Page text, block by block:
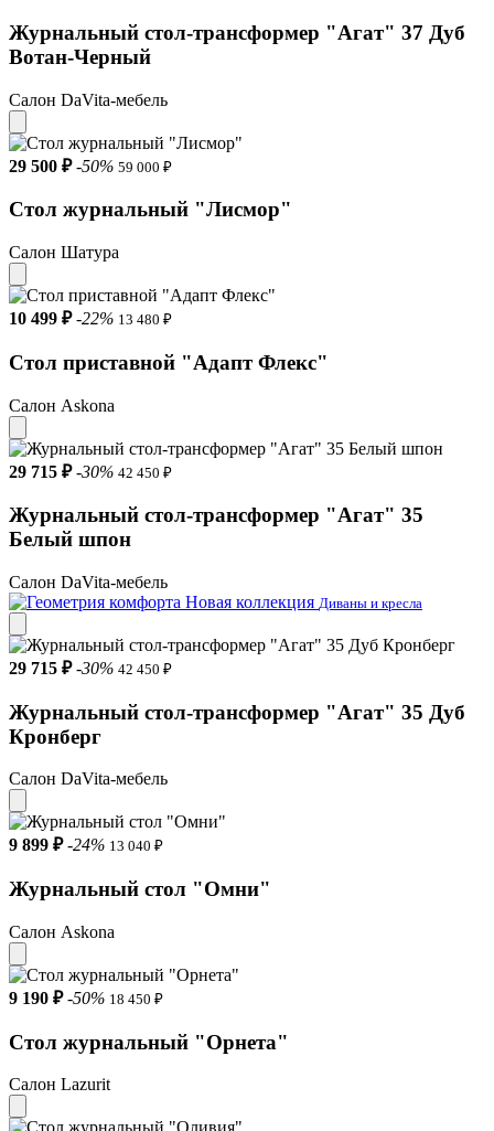
Журнальный стол-трансформер "Агат" 37 Дуб
Вотан-Черный
Салон DaVita-мебель
29 500 ₽ -50% 59 000 ₽
Стол журнальный "Лисмор"
Салон Шатура
10 499 ₽ -22% 13 480 ₽
Стол приставной "Адапт Флекс"
Салон Askona
29 715 ₽ -30% 42 450 ₽
Журнальный стол-трансформер "Агат" 35
Белый шпон
Салон DaVita-мебель
Новая коллекция Диваны и кресла
29 715 ₽ -30% 42 450 ₽
Журнальный стол-трансформер "Агат" 35 Дуб
Кронберг
Салон DaVita-мебель
9 899 ₽ -24% 13 040 ₽
Журнальный стол "Омни"
Салон Askona
9 190 ₽ -50% 18 450 ₽
Стол журнальный "Орнета"
Салон Lazurit